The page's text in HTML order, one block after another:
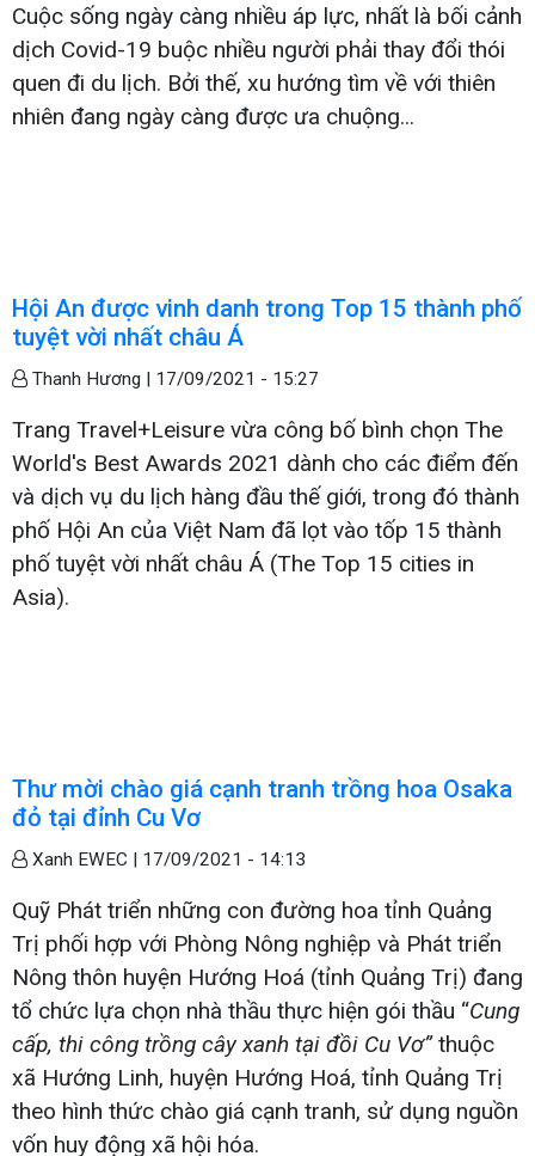
Cuộc sống ngày càng nhiều áp lực, nhất là bối cảnh
dịch Covid-19 buộc nhiều người phải thay đổi thói
quen đi du lịch. Bởi thế, xu hướng tìm về với thiên
nhiên đang ngày càng được ưa chuộng...
Hội An được vinh danh trong Top 15 thành phố
tuyệt vời nhất châu Á
Thanh Hương | 17/09/2021 - 15:27
Trang Travel+Leisure vừa công bố bình chọn The
World's Best Awards 2021 dành cho các điểm đến
và dịch vụ du lịch hàng đầu thế giới, trong đó thành
phố Hội An của Việt Nam đã lọt vào tốp 15 thành
phố tuyệt vời nhất châu Á (The Top 15 cities in
Asia).
Thư mời chào giá cạnh tranh trồng hoa Osaka
đỏ tại đỉnh Cu Vơ
Xanh EWEC | 17/09/2021 - 14:13
Quỹ Phát triển những con đường hoa tỉnh Quảng
Trị phối hợp với Phòng Nông nghiệp và Phát triển
Nông thôn huyện Hướng Hoá (tỉnh Quảng Trị) đang
tổ chức lựa chọn nhà thầu thực hiện gói thầu “Cung
cấp, thi công trồng cây xanh tại đồi Cu Vơ”thuộc
xã Hướng Linh, huyện Hướng Hoá, tỉnh Quảng Trị
theo hình thức chào giá cạnh tranh, sử dụng nguồn
vốn huy động xã hội hóa.